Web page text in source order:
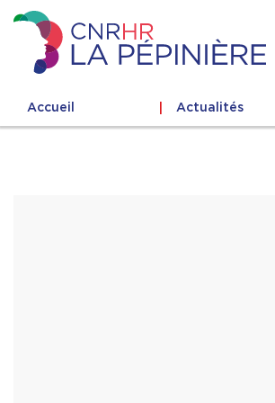
to
content
Centre
national
ressources
handicaps
Accueil Actualités